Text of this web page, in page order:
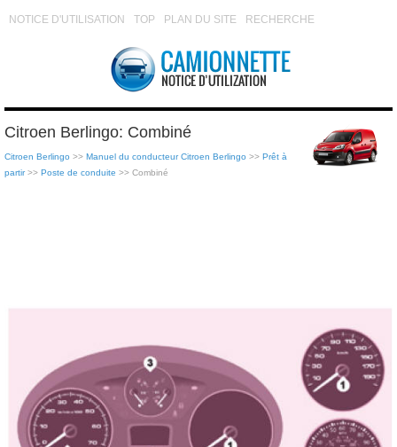
NOTICE D'UTILISATION TOP PLAN DU SITE RECHERCHE
Citroen Berlingo: Combiné
Citroen Berlingo >> Manuel du conducteur Citroen Berlingo >> Prêt à
partir>> Poste de conduite >> Combiné